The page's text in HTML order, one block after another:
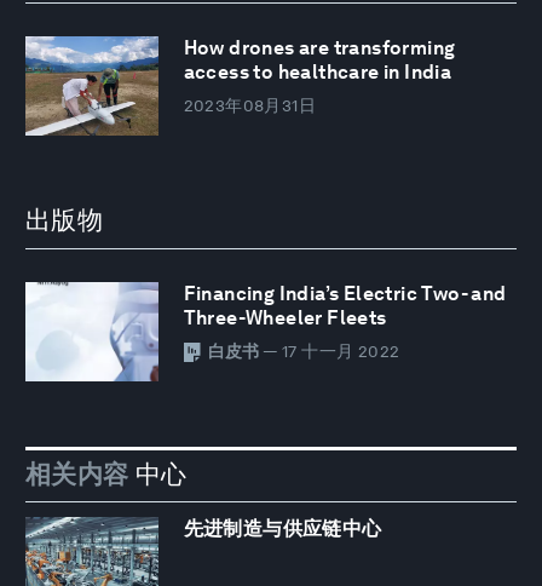
How drones are transforming
access to healthcare in India
2023年08月31日
出版物
Financing India’s Electric Two- and
Three-Wheeler Fleets
白皮书 — 17 十一月 2022
相关内容 中心
先进制造与供应链中心